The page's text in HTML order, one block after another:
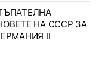
НА СССР ЗА
II